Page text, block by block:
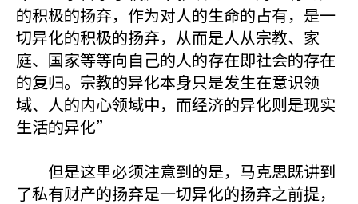
的积极的扬弃，作为对人的生命的占有，是一
切异化的积极的扬弃，从而是人从宗教、家
庭、国家等等向自己的人的存在即社会的存在
的复归。宗教的异化本身只是发生在意识领
域、人的内心领域中，而经济的异化则是现实
生活的异化”
但是这里必须注意到的是，马克思既讲到
了私有财产的扬弃是一切异化的扬弃之前提，